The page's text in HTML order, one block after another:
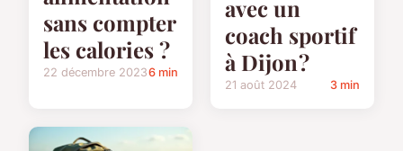
sans compter
les calories ?
22 décembre 20236 min
avec un
coach sportif
à Dijon ?
21 août 2024 3 min